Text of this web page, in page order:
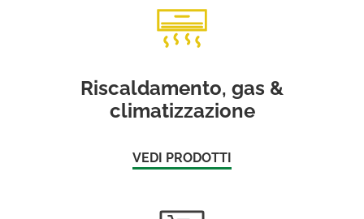
Riscaldamento, gas &
climatizzazione
VEDI PRODOTTI